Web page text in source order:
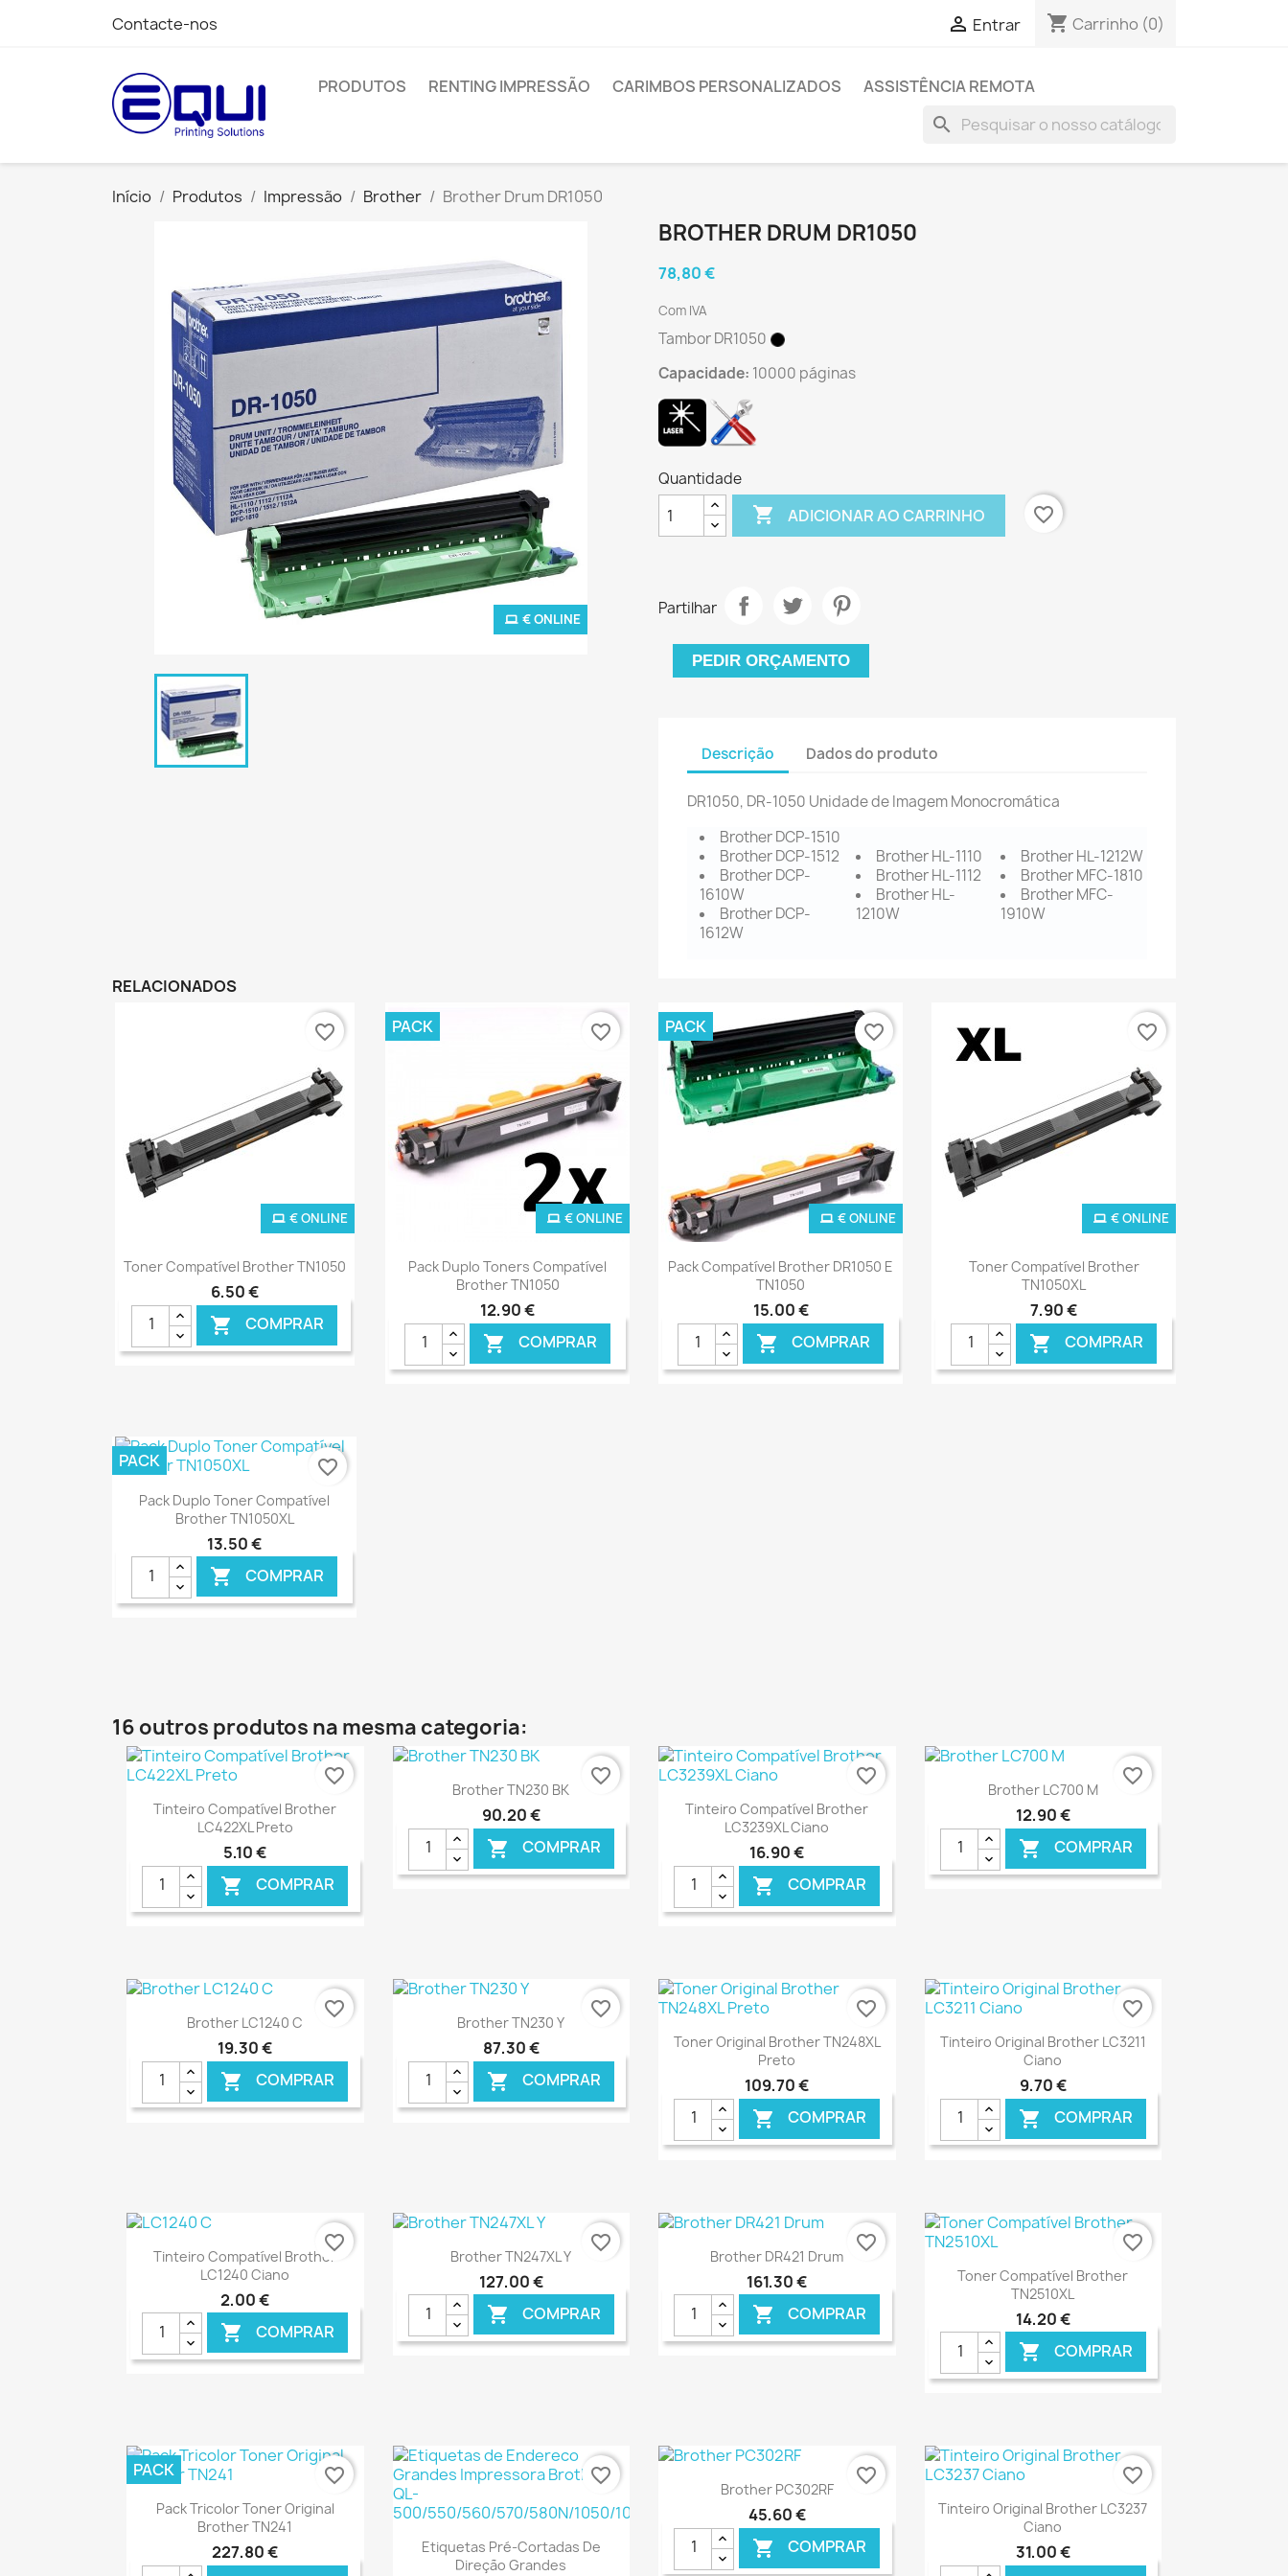
Contacte-nos  Entrar shopping_cart Carrinho (0)
PRODUTOS RENTING IMPRESSÃO CARIMBOS PERSONALIZADOS ASSISTÊNCIA REMOTA
search
Início Produtos Impressão Brother Brother Drum DR1050
€ ONLINE
BROTHER DRUM DR1050
78,80 €
Com IVA
Tambor DR1050
Capacidade: 10000 páginas
Quantidade
 ADICIONAR AO CARRINHO favorite_border
Partilhar
PEDIR ORÇAMENTO
Descrição Dados do produto
DR1050, DR-1050 Unidade de Imagem Monocromática
Brother DCP-1510
Brother DCP-1512
Brother DCP-
1610W
Brother DCP-
1612W
Brother HL-1110
Brother HL-1112
Brother HL-
1210W
Brother HL-1212W
Brother MFC-1810
Brother MFC-
1910W
RELACIONADOS
Ver+
Toner Compatível Brother TN1050
6,50 €
 COMPRAR
€ ONLINE
favorite_border
Ver+
Pack Duplo Toners Compatível
Brother TN1050
12,90 €
 COMPRAR
€ ONLINE
PACK favorite_border
Ver+
Pack Compatível Brother DR1050 E
TN1050
15,00 €
 COMPRAR
€ ONLINE
PACK favorite_border
Ver+
Toner Compatível Brother
TN1050XL
7,90 €
 COMPRAR
€ ONLINE
favorite_border
Ver+
Pack Duplo Toner Compatível
Brother TN1050XL
13,50 €
 COMPRAR
PACK favorite_border
16 outros produtos na mesma categoria:
Ver+
Tinteiro Compatível Brother
LC422XL Preto
5,10 €
 COMPRAR
favorite_border Ver+
Brother TN230 BK
90,20 €
 COMPRAR
favorite_border
Ver+
Tinteiro Compatível Brother
LC3239XL Ciano
16,90 €
 COMPRAR
favorite_border Ver+
Brother LC700 M
12,90 €
 COMPRAR
favorite_border
Ver+
Brother LC1240 C
19,30 €
 COMPRAR
favorite_border Ver+
Brother TN230 Y
87,30 €
 COMPRAR
favorite_border
Ver+
Toner Original Brother TN248XL
Preto
109,70 €
 COMPRAR
favorite_border
Ver+
Tinteiro Original Brother LC3211
Ciano
9,70 €
 COMPRAR
favorite_border
Ver+
Tinteiro Compatível Brother
LC1240 Ciano
2,00 €
 COMPRAR
favorite_border Ver+
Brother TN247XL Y
127,00 €
 COMPRAR
favorite_border Ver+
Brother DR421 Drum
161,30 €
 COMPRAR
favorite_border
Ver+
Toner Compatível Brother
TN2510XL
14,20 €
 COMPRAR
favorite_border
Ver+
Pack Tricolor Toner Original
Brother TN241
227,80 €
PACK favorite_border
Ver+
Etiquetas Pré-Cortadas De
Direção Grandes
favorite_border Ver+
Brother PC302RF
45,60 €
 COMPRAR
favorite_border
Ver+
Tinteiro Original Brother LC3237
Ciano
31,00 €
favorite_border